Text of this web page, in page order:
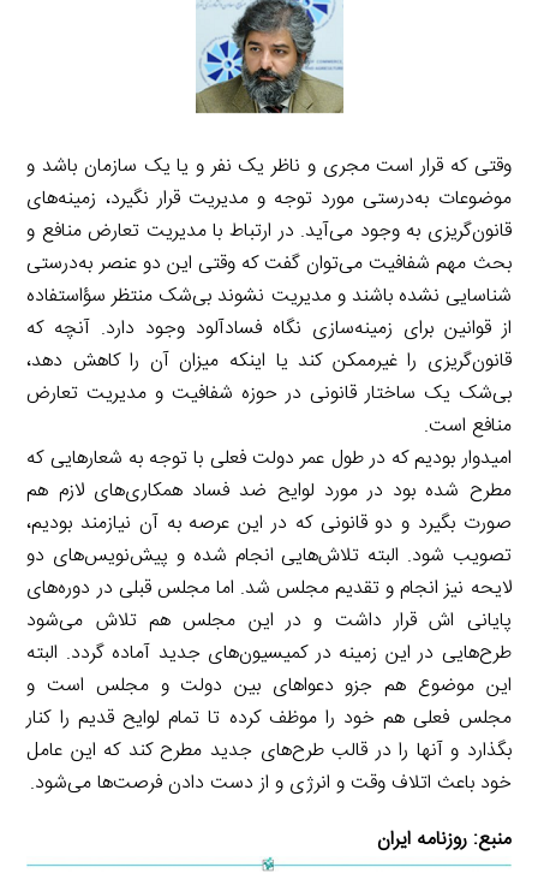
وقتی که قرار است مجری و ناظر یک نفر و یا یک سازمان باشد و
موضوعات به‌درستی مورد توجه و مدیریت قرار نگیرد، زمینه‌های
قانون‌گریزی به وجود می‌آید. در ارتباط با مدیریت تعارض منافع و
بحث مهم شفافیت می‌توان گفت که وقتی این دو عنصر به‌درستی
شناسایی نشده باشند و مدیریت نشوند بی‌شک منتظر سؤاستفاده
از قوانین برای زمینه‌سازی نگاه فسادآلود وجود دارد. آنچه که
قانون‌گریزی را غیرممکن کند یا اینکه میزان آن را کاهش دهد،
بی‌شک یک ساختار قانونی در حوزه شفافیت و مدیریت تعارض
منافع است.
امیدوار بودیم که در طول عمر دولت فعلی با توجه به شعارهایی که
مطرح شده بود در مورد لوایح ضد فساد همکاری‌های لازم هم
صورت بگیرد و دو قانونی که در این عرصه به آن نیازمند بودیم،
تصویب شود. البته تلاش‌هایی انجام شده و پیش‌نویس‌های دو
لایحه نیز انجام و تقدیم مجلس شد. اما مجلس قبلی در دوره‌های
پایانی اش قرار داشت و در این مجلس هم تلاش می‌شود
طرح‌هایی در این زمینه در کمیسیون‌های جدید آماده گردد. البته
این موضوع هم جزو دعواهای بین دولت و مجلس است و
مجلس فعلی هم خود را موظف کرده تا تمام لوایح قدیم را کنار
بگذارد و آنها را در قالب طرح‌های جدید مطرح کند که این عامل
خود باعث اتلاف وقت و انرژی و از دست دادن فرصت‌ها می‌شود.
منبع:روزنامه ایران